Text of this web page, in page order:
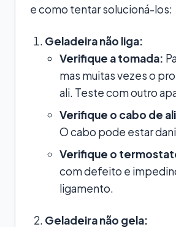
e como tentar solucioná-los:
Geladeira não liga:
Verifique a tomada:
mas muitas vezes o
ali. Teste com outro
Verifique o cabo de
O cabo pode estar
Verifique o
com defeito e
ligamento.
Geladeira não gela: